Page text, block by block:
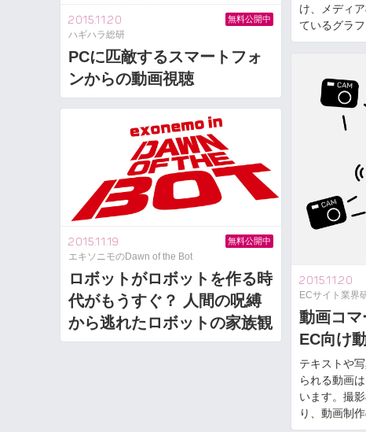
け、メディ
ているグラフ
2015.11.20
ハギハラ総研
PCに匹敵するスマートフォ
ンからの動画視聴
無料公開中
2015.11.20
ECサイト業界
動画コ
EC向け
テキストや
られる動画
います。撮
り、動画制作
2015.11.19
エキソニモのDawn of the Bot
ロボットがロボットを作る時
代がもうすぐ？ 人間の呪縛
から逃れたロボットの家族観
無料公開中